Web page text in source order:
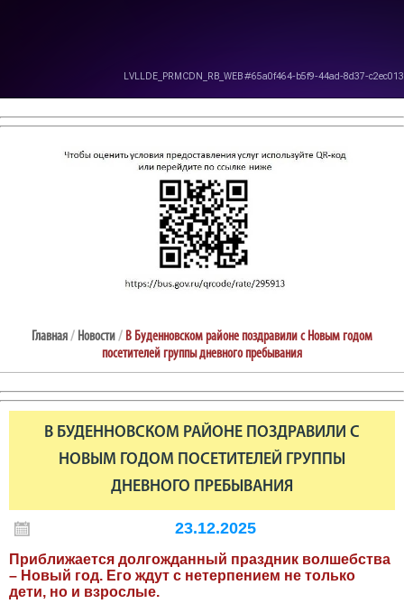
Главная/ Новости/ В Буденновском районе поздравили с Новым годом
посетителей группы дневного пребывания
В БУДЕННОВСКОМ РАЙОНЕ ПОЗДРАВИЛИ С
НОВЫМ ГОДОМ ПОСЕТИТЕЛЕЙ ГРУППЫ
ДНЕВНОГО ПРЕБЫВАНИЯ
23.12.2025
Приближается долгожданный праздник волшебства
– Новый год. Его ждут с нетерпением не только
дети, но и взрослые.